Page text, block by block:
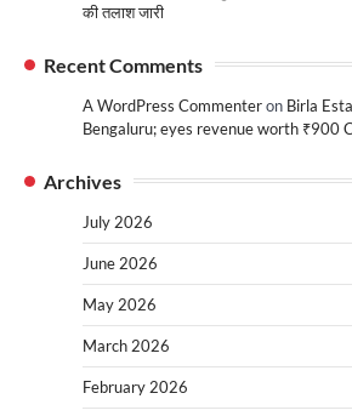
की तलाश जारी
Recent Comments
A WordPress Commenteron Birla
Bengaluru; eyes revenue worth ₹900
Archives
July 2026
June 2026
May 2026
March 2026
February 2026